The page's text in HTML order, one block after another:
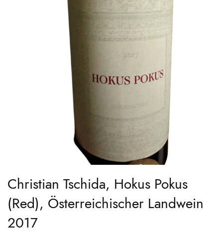
Christian Tschida, Hokus Pokus
(Red), Österreichischer Landwein
2017